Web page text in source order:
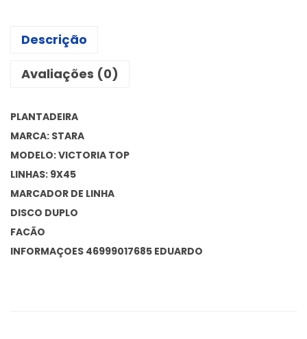
Descrição
Avaliações (0)
PLANTADEIRA
MARCA: STARA
MODELO: VICTORIA TOP
LINHAS: 9X45
MARCADOR DE LINHA
DISCO DUPLO
FACÃO
INFORMAÇOES 46999017685 EDUARDO